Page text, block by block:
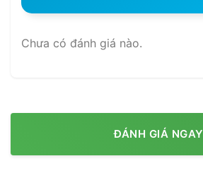
Chưa có đánh giá nào.
ĐÁNH GIÁ NGAY